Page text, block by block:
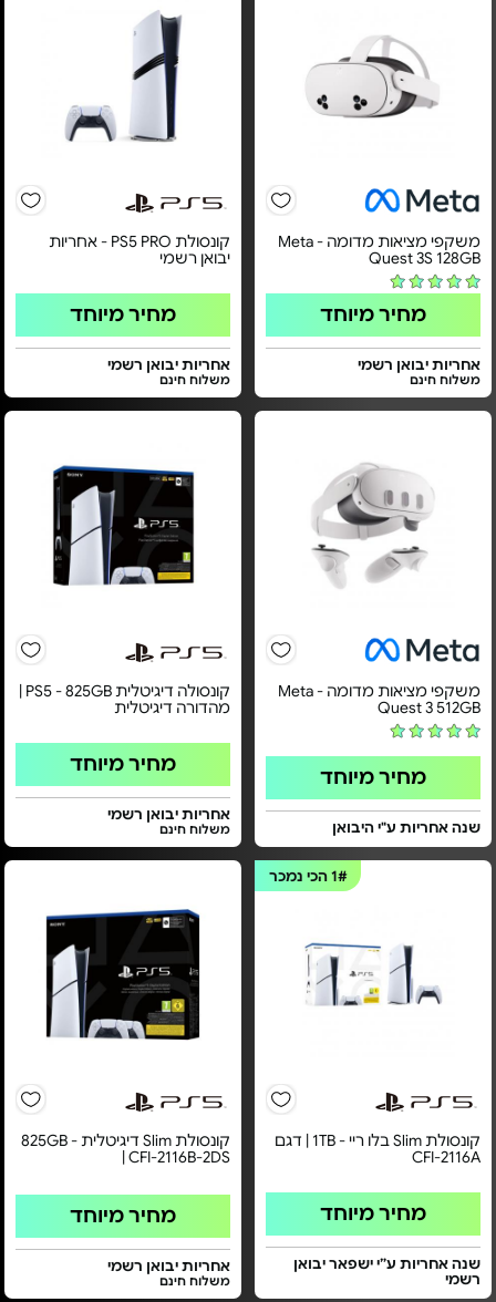
משקפי מציאות מדומה - Meta
Quest 3S 128GB
מחיר מיוחד
אחריות יבואן רשמי
משלוח חינם
קונסולת PS5 PRO - אחריות
יבואן רשמי
מחיר מיוחד
אחריות יבואן רשמי
משלוח חינם
משקפי מציאות מדומה - Meta
Quest 3 512GB
מחיר מיוחד
שנה אחריות ע"י היבואן
קונסולה דיגיטלית PS5 - 825GB |
מהדורה דיגיטלית
מחיר מיוחד
אחריות יבואן רשמי
משלוח חינם
1#הכי נמכר
קונסולת Slim בלו ריי - 1TB | דגם
CFI-2116A
מחיר מיוחד
שנה אחריות ע”י ישפאר יבואן
רשמי
קונסולת Slim דיגיטלית - 825GB
| CFI-2116B-2DS
מחיר מיוחד
אחריות יבואן רשמי
משלוח חינם